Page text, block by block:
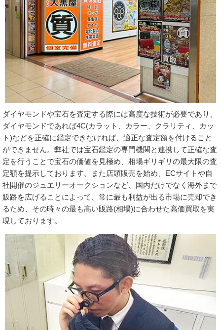
ダイヤモンドや宝石を査定する際には高度な技術が必要であり、
ダイヤモンドであれば4C(カラット、カラー、クラリティ、カッ
ト)などを正確に鑑定できなければ、適正な査定額を付けること
ができません。弊社では宝石鑑定の専門機関と連携して正確な査
定を行うことで宝石の価値を見極め、相場ギリギリの最大限の査
定額を提示しております。また店頭販売を始め、ECサイトや自
社開催のジュエリーオークションなど、国内だけでなく海外まで
販路を広げることによって、常に最も利益が出る市場に売却でき
るため、その時々の最も高い販路(相場)に合わせた高価買取を実
現しております。